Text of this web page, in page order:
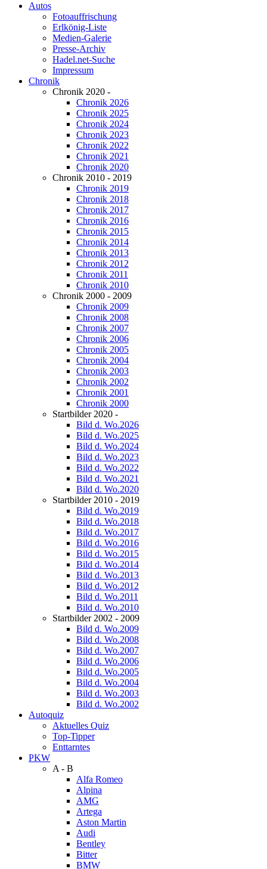
Autos
Fotoauffrischung
Erlkönig-Liste
Medien-Galerie
Presse-Archiv
Hadel.net-Suche
Impressum
Chronik
Chronik 2020 -
Chronik 2026
Chronik 2025
Chronik 2024
Chronik 2023
Chronik 2022
Chronik 2021
Chronik 2020
Chronik 2010 - 2019
Chronik 2019
Chronik 2018
Chronik 2017
Chronik 2016
Chronik 2015
Chronik 2014
Chronik 2013
Chronik 2012
Chronik 2011
Chronik 2010
Chronik 2000 - 2009
Chronik 2009
Chronik 2008
Chronik 2007
Chronik 2006
Chronik 2005
Chronik 2004
Chronik 2003
Chronik 2002
Chronik 2001
Chronik 2000
Startbilder 2020 -
Bild d. Wo.2026
Bild d. Wo.2025
Bild d. Wo.2024
Bild d. Wo.2023
Bild d. Wo.2022
Bild d. Wo.2021
Bild d. Wo.2020
Startbilder 2010 - 2019
Bild d. Wo.2019
Bild d. Wo.2018
Bild d. Wo.2017
Bild d. Wo.2016
Bild d. Wo.2015
Bild d. Wo.2014
Bild d. Wo.2013
Bild d. Wo.2012
Bild d. Wo.2011
Bild d. Wo.2010
Startbilder 2002 - 2009
Bild d. Wo.2009
Bild d. Wo.2008
Bild d. Wo.2007
Bild d. Wo.2006
Bild d. Wo.2005
Bild d. Wo.2004
Bild d. Wo.2003
Bild d. Wo.2002
Autoquiz
Aktuelles Quiz
Top-Tipper
Enttarntes
PKW
A - B
Alfa Romeo
Alpina
AMG
Artega
Aston Martin
Audi
Bentley
Bitter
BMW